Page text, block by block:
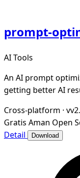
prompt-
AI Tools
An AI prompt
getting better AI
Cross-platform ·
Gratis Aman Open
Detail
Download